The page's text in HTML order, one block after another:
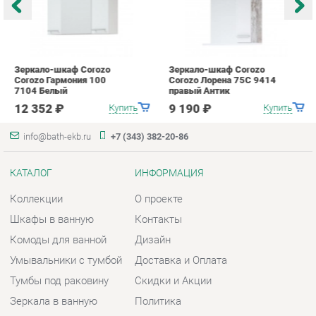
Коллекции
Шкафы в ванную
Комоды для ванной
Тумбы под раковину
Экраны
О проекте
Контакты
Дизайн
Скидки и Акции
Помощь
ГОРОДА
Весь мир
Екатеринбург
КОНТАКТЫ
Шоурум и склад самовывоза
Адрес: г. Екатеринбург,
Металлургов, 84